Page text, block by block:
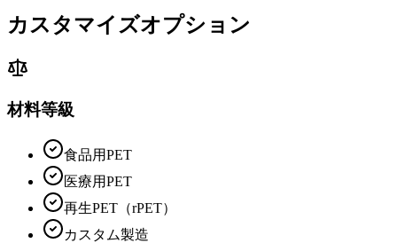
カスタマイズオプション
材料等級
食品用PET
医療用PET
再生PET（rPET）
カスタム製造